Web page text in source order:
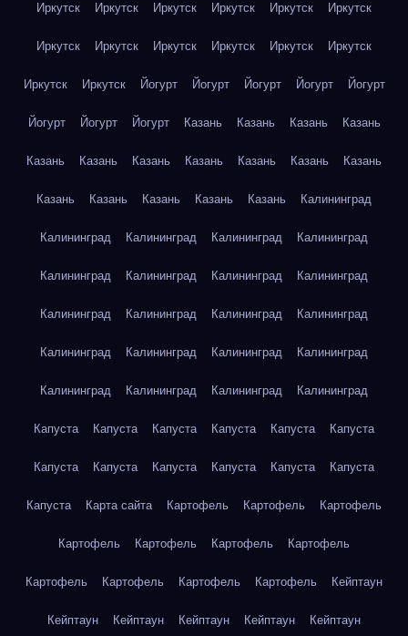
Иркутск Иркутск Иркутск Иркутск Иркутск Иркутск
Иркутск Иркутск Иркутск Иркутск Иркутск Иркутск
Иркутск Иркутск Йогурт Йогурт Йогурт Йогурт Йогурт
Йогурт Йогурт Йогурт Казань Казань Казань Казань
Казань Казань Казань Казань Казань Казань Казань
Казань Казань Казань Казань Казань Калининград
Калининград Калининград Калининград Калининград
Калининград Калининград Калининград Калининград
Калининград Калининград Калининград Калининград
Калининград Калининград Калининград Калининград
Калининград Калининград Калининград Калининград
Капуста Капуста Капуста Капуста Капуста Капуста
Капуста Капуста Капуста Капуста Капуста Капуста
Капуста Карта сайта Картофель Картофель Картофель
Картофель Картофель Картофель Картофель
Картофель Картофель Картофель Картофель Кейптаун
Кейптаун Кейптаун Кейптаун Кейптаун Кейптаун